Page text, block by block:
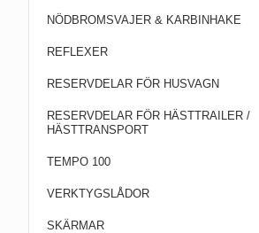
NÖDBROMSVAJER & KARBINHAKE
REFLEXER
RESERVDELAR FÖR HUSVAGN
RESERVDELAR FÖR HÄSTTRAILER /
HÄSTTRANSPORT
TEMPO 100
VERKTYGSLÅDOR
SKÄRMAR